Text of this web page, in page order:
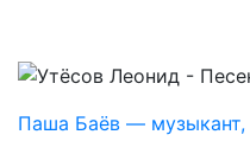
Паша Баёв — музыкант,